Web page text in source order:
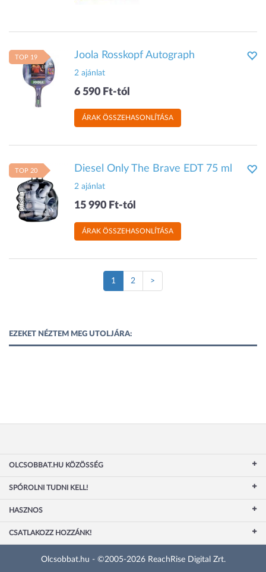
TOP 19 Joola Rosskopf Autograph
2 ajánlat
6 590 Ft-tól
ÁRAK ÖSSZEHASONLÍTÁSA
TOP 20 Diesel Only The Brave EDT 75 ml
2 ajánlat
15 990 Ft-tól
ÁRAK ÖSSZEHASONLÍTÁSA
1 (Jelenlegi
oldal)
2 >
EZEKET NÉZTEM MEG UTOLJÁRA:
OLCSOBBAT.HU KÖZÖSSÉG
SPÓROLNI TUDNI KELL!
HASZNOS
CSATLAKOZZ HOZZÁNK!
Olcsobbat.hu - ©2005-2026 ReachRise Digital Zrt.